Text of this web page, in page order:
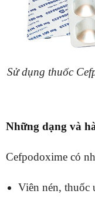
Sử dụng thuốc
Những dạng và
Cefpodoxime có
Viên nén, thuốc